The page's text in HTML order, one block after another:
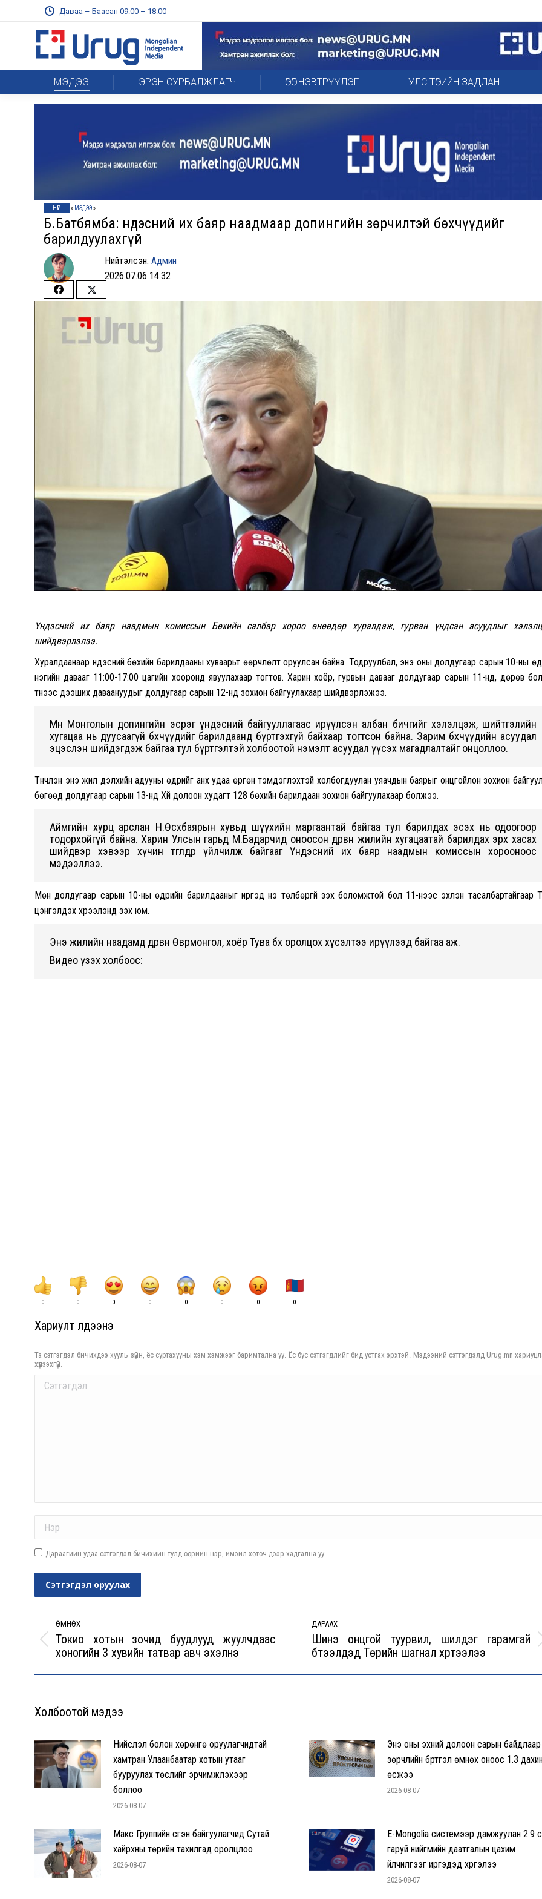
Даваа – Баасан 09:00 – 18:00
МЭДЭЭ ЭРЭН СУРВАЛЖЛАГЧ ӨРӨГ НЭВТРҮҮЛЭГ УЛС ТӨРИЙН ЗАДЛАН
НҮҮР » МЭДЭЭ»
Б.Батбямба: Үндэсний их баяр наадмаар допингийн зөрчилтэй бөхчүүдийг
барилдуулахгүй
Нийтэлсэн:Админ
2026.07.06 14:32
Share
on
Facebook
Share
on
Twitter
Үндэсний их баяр наадмын комиссын Бөхийн салбар хороо өнөөдөр хуралдаж, гурван үндсэн асуудлыг
шийдвэрлэлээ.
Хуралдаанаар үндэсний бөхийн барилдааны хуваарьт өөрчлөлт оруулсан байна. Тодруулбал, энэ оны долдугаар сарын 10-ны
нэгийн давааг 11:00-17:00 цагийн хооронд явуулахаар тогтов. Харин хоёр, гурвын давааг долдугаар сарын 11-нд, дөрөв
түүнээс дээших даваануудыг долдугаар сарын 12-нд зохион байгуулахаар шийдвэрлэжээ.
Мөн Монголын допингийн эсрэг үндэсний байгууллагаас ирүүлсэн албан бичгийг хэлэлцэж, шийтгэлийн
хугацаа нь дуусаагүй бөхчүүдийг барилдаанд бүртгэхгүй байхаар тогтсон байна. Зарим бөхчүүдийн асуудал
эцэслэн шийдэгдэж байгаа тул бүртгэлтэй холбоотой нэмэлт асуудал үүсэх магадлалтайг онцоллоо.
Түүнчлэн энэ жил дэлхийн адууны өдрийг анх удаа өргөн тэмдэглэхтэй холбогдуулан уяачдын баярыг онцгойлон зохион
бөгөөд долдугаар сарын 13-нд Хүй долоон худагт 128 бөхийн барилдаан зохион байгуулахаар болжээ.
Аймгийн хурц арслан Н.Өсөхбаярын хувьд шүүхийн маргаантай байгаа тул барилдах эсэх нь одоогоор
тодорхойгүй байна. Харин Улсын гарьд М.Бадарчид оноосон дөрвөн жилийн хугацаатай барилдах эрх хасах
шийдвэр хэвээр хүчин төгөлдөр үйлчилж байгааг Үндэсний их баяр наадмын комиссын хорооноос
мэдээллээ.
Мөн долдугаар сарын 10-ны өдрийн барилдааныг иргэд үнэ төлбөргүй үзэх боломжтой бол 11-нээс эхлэн тасалбартайгаар
цэнгэлдэх хүрээлэнд үзэх юм.
Энэ жилийн наадамд дөрвөн Өвөрмонгол, хоёр Тува бөх оролцох хүсэлтээ ирүүлээд байгаа аж.
Видео үзэх холбоос:
0 0 0 0 0 0 0 0
Хариулт үлдээнэ үү
Та сэтгэгдэл бичихдээ хууль зүйн, ёс суртахууны хэм хэмжээг баримтална уу. Ёс бус сэтгэгдлийг бид устгах эрхтэй. Мэдээний сэтгэгдэлд Urug.mn
хүлээхгүй.
Comment
Дараагийн удаа сэтгэгдэл бичихийн тулд өөрийн нэр, имэйл хөтөч дээр хадгална уу.
Сэтгэгдэл оруулах
navigation
ӨМНӨХ
Previous
Токио хотын зочид буудлууд жуулчдаас
хоногийн 3 хувийн татвар авч эхэлнэ
ДАРААХ
Next
Шинэ онцгой туурвил, шилдэг гарамгай
бүтээлүүдэд Төрийн шагнал хүртээлээ
Холбоотой мэдээ
Нийслэл болон хөрөнгө оруулагчидтай
хамтран Улаанбаатар хотын утааг
бууруулах төслийг эрчимжүүлэхээр
боллоо
2026-08-07
Энэ оны эхний долоон сарын байдлаар
зөрчлийн бүртгэл өмнөх оноос 1.3
өсжээ
2026-08-07
Макс Группийн үүсгэн байгуулагчид Сутай
хайрхны төрийн тахилгад оролцлоо
2026-08-07
E-Mongolia системээр дамжуулан 2.9
гаруй нийгмийн даатгалын цахим
үйлчилгээг иргэдэд хүргэлээ
2026-08-07